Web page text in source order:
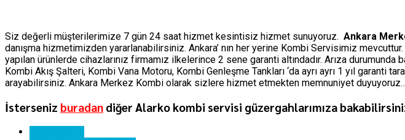
Siz değerli müşterilerimize 7 gün 24 saat hizmet kesintisiz hizmet sunuyoruz. Ankara
danışma hizmetimizden yararlanabilirsiniz. Ankara’ nın her yerine Kombi Servisimiz
yapılan ürünlerde cihazlarınız firmamız ilkelerince 2 sene garanti altındadır. Arıza
Kombi Akış Şalteri, Kombi Vana Motoru, Kombi Genleşme Tankları ‘da ayrı ayrı 1 yıl garanti
arayabilirsiniz. Ankara Merkez Kombi olarak sizlere hizmet etmekten memnuniyet
İsterseniz buradan diğer Alarko kombi servisi güzergahlarımıza